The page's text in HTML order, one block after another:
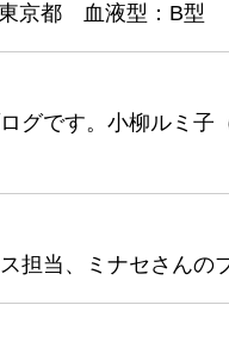
京都 血液型：B型
グです。小柳ルミ
担当、ミナセさん